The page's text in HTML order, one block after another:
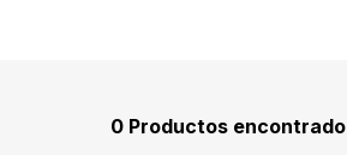
0 Productos encontrado